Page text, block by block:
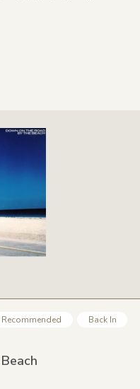
Recommended Back In